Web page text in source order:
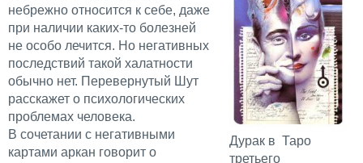
Дурак в Таро
третьего
небрежно относится к себе, даже
при наличии каких-то болезней
не особо лечится. Но негативных
последствий такой халатности
обычно нет. Перевернутый Шут
расскажет о психологических
проблемах человека.
В сочетании с негативными
картами аркан говорит о